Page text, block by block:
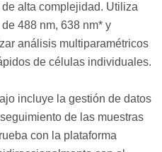
alta complejidad. Utiliza
488 nm, 638 nm* y
análisis multiparamétricos
de células individuales.
incluye la gestión de datos
de las muestras
con la plataforma